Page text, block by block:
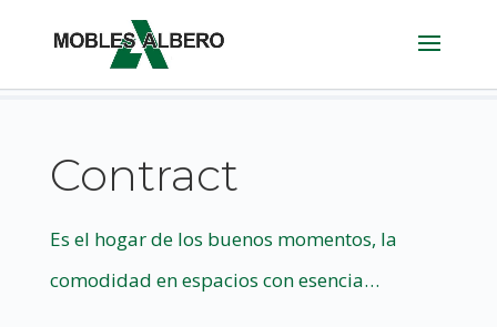
Contract
Es el hogar de los buenos momentos, la
comodidad en espacios con esencia…